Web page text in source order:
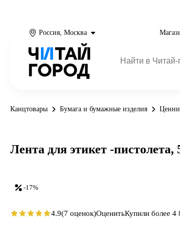
Россия, Москва
Канцтовары Бумага и бумажные изделия
-17%
Лента для этикет -
4.9(7 оценок)ОценитьКупили более 4